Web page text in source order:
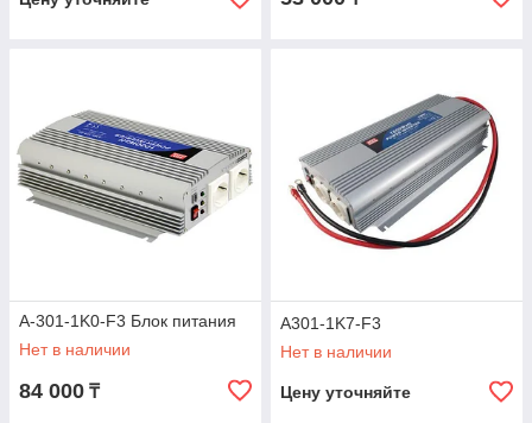
A-301-1K0-F3 Блок питания
Нет в наличии
84 000 ₸
A301-1K7-F3
Нет в наличии
Цену уточняйте